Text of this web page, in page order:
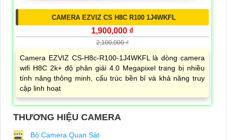
CAMERA EZVIZ CS H8C R100 1J4WKFL
1,900,000 ₫
2,100,000 ₫
Camera EZVIZ CS-H8c-R100-1J4WKFL là dòng camera
wifi H8C 2k+ độ phân giải 4.0 Megapixel trang bị nhiều
tính năng thông minh, cấu trúc bền bỉ và khả năng truy
cập linh hoạt
THƯƠNG HIỆU CAMERA
Bộ Camera Quan Sát